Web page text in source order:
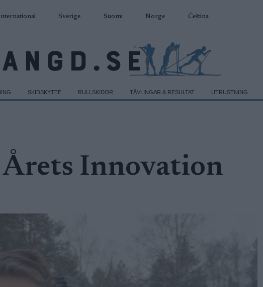
Sverige Suomi Norge Čeština
SKIDSKYTTE RULLSKIDOR TÄVLINGAR & RESULTAT UTRUSTNING
Innovation